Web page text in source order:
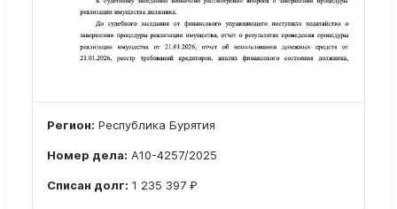
Регион: Республика Бурятия
Номер дела: А10-4257/2025
Списан долг: 1 235 397 ₽